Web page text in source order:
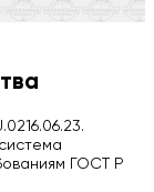
ГОСТ Р